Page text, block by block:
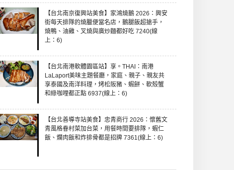
【台北南京復興站美食】家鴻燒鵝 2026：興安
街每天排隊的燒臘便當名店，鵝腿飯超搶手，
燒鴨、油雞、叉燒與廣炒麵都好吃 7240(線
上：6)
【台北南港軟體園區站】享。THAI：南港
LaLaport美味主題餐廳，家庭、親子、親友共
享泰國及南洋料理，烤松阪豬、蝦餅、軟殼蟹
和綠咖哩都正點 6937(線上：6)
【台北善導寺站美食】忠青商行 2026：懷舊文
青風格眷村菜加台菜，用餐時間要排隊，蝦仁
飯、爛肉飯和炸排骨都是招牌 7361(線上：6)